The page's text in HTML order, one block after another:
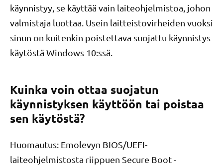
käynnistyy, se käyttää vain laiteohjelmistoa, johon
valmistaja luottaa. Usein laitteistovirheiden vuoksi
sinun on kuitenkin poistettava suojattu käynnistys
käytöstä Windows 10:ssä.
Kuinka voin ottaa suojatun
käynnistyksen käyttöön tai poistaa
sen käytöstä?
Huomautus: Emolevyn BIOS/UEFI-
laiteohjelmistosta riippuen Secure Boot -